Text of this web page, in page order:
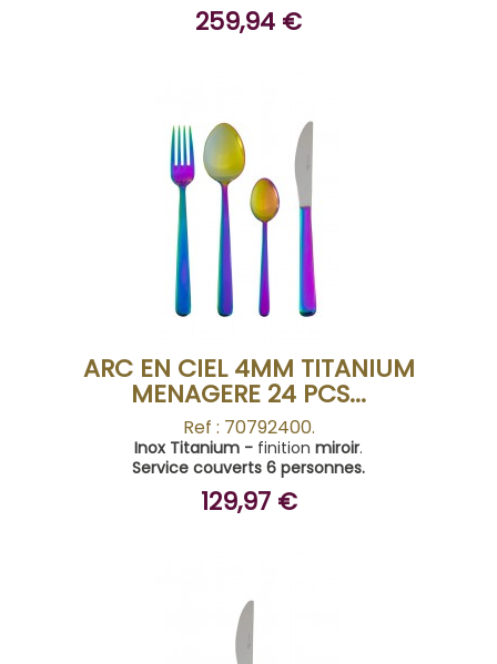
259,94 €
ACHETER
ARC EN CIEL 4MM TITANIUM
MENAGERE 24 PCS...
Ref : 70792400.
Inox Titanium - finition miroir.
Service couverts 6 personnes.
129,97 €